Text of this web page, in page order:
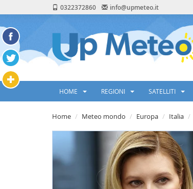
0322372860 info@upmeteo.it
HOME REGIONI SATELLITI
Home Meteo mondo Europa Italia